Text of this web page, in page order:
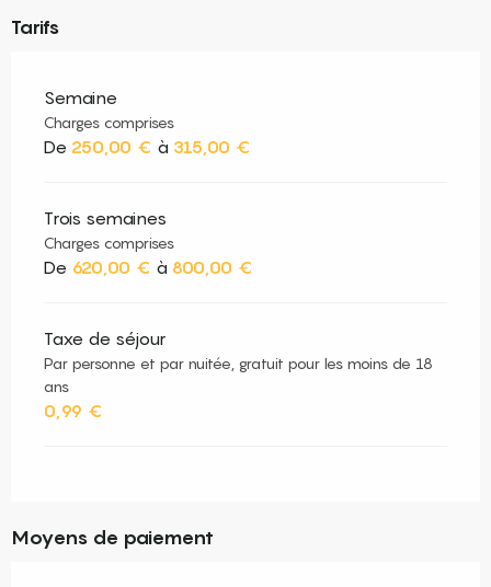
Tarifs
Semaine
Charges comprises
De 250,00 € à 315,00 €
Trois semaines
Charges comprises
De 620,00 € à 800,00 €
Taxe de séjour
Par personne et par nuitée, gratuit pour les moins de 18
ans
0,99 €
Moyens de paiement